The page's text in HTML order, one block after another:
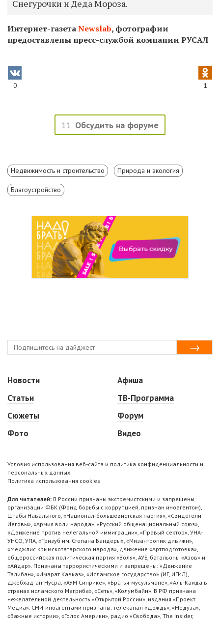
Снегурочки и Деда Мороза.
Интернет-газетаNewslab, фотографии
предоставлены пресс-службой компании РУСАЛ
0 1
11 Обсудить на форуме
Недвижимость и строительство Природа и экология
Благоустройство
Новости
Статьи
Сюжеты
Фото
Афиша
ТВ-Программа
Форум
Видео
Условия использования веб-сайта и политика конфиденциальности и
персональных данных
Политика использования cookies
Для читателей: В России признаны экстремистскими и запрещены
организации ФБК (Фонд борьбы с коррупцией, признан иноагентом),
Штабы Навального, «Национал-большевистская партия», «Свидетели
Иеговы», «Армия воли народа», «Русский общенациональный союз»,
«Движение против нелегальной иммиграции», «Правый сектор», УНА-
УНСО, УПА, «Тризуб им. Степана Бандеры», «Мизантропик дивижн»,
«Меджлис крымскотатарского народа», движение «Артподготовка»,
общероссийская политическая партия «Воля», АУЕ, батальоны «Азов» и
«Айдар». Признаны террористическими и запрещены: «Движение
Талибан», «Имарат Кавказ», «Исламское государство» (ИГ, ИГИЛ),
Джебхад-ан-Нусра, «АУМ Синрике», «Братья-мусульмане», «Аль-Каида в
странах исламского Магриба», «Сеть», «Колумбайн». В РФ признана
нежелательной деятельность «Открытой России», издания «Проект
Медиа». СМИ-иноагентами признаны: телеканал «Дождь», «Медуза»,
«Важные истории», «Голос Америки», радио «Свобода», The Insider,